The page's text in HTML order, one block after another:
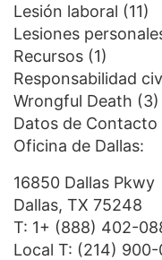
Lesión laboral (11)
Lesiones
Recursos (1)
Responsabilidad
Wrongful Death (3)
Datos de Contacto
Oficina de Dallas:
16850 Dallas Pkwy
Dallas, TX 75248
T: 1+ (888) 402-
Local T: (214)